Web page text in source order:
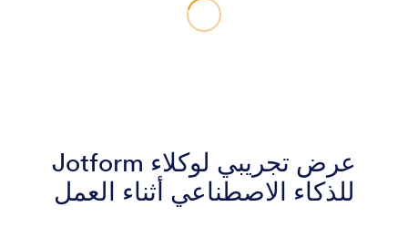
عرض تجريبي لوكلاء Jotform
للذكاء الاصطناعي أثناء العمل